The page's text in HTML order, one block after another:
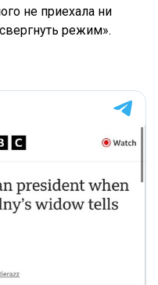
не приехала ни
режим».